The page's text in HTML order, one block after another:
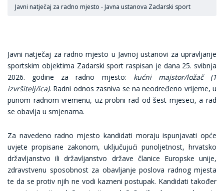
Javni natječaj za radno mjesto - Javna ustanova Zadarski sport
Javni natječaj za radno mjesto u Javnoj ustanovi za upravljanje
sportskim objektima Zadarski sport raspisan je dana 25. svibnja
2026. godine za radno mjesto: kućni majstor/ložač (1
izvršitelj/ica). Radni odnos zasniva se na neodređeno vrijeme, u
punom radnom vremenu, uz probni rad od šest mjeseci, a rad
se obavlja u smjenama.
Za navedeno radno mjesto kandidati moraju ispunjavati opće
uvjete propisane zakonom, uključujući punoljetnost, hrvatsko
državljanstvo ili državljanstvo države članice Europske unije,
zdravstvenu sposobnost za obavljanje poslova radnog mjesta
te da se protiv njih ne vodi kazneni postupak. Kandidati također